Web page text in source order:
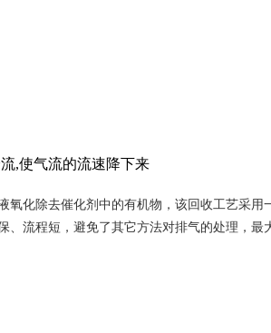
,使气流的流速降下来
化除去催化剂中的有机物，该回收工艺采用
、流程短，避免了其它方法对排气的处理，最